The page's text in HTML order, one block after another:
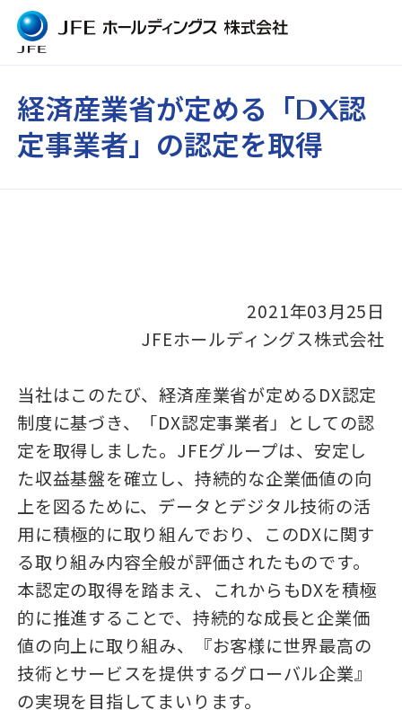
経済産業省が定める「DX認
定事業者」の認定を取得
2021年03月25日
JFEホールディングス株式会社
当社はこのたび、経済産業省が定めるDX認定
制度に基づき、「DX認定事業者」としての認
定を取得しました。JFEグループは、安定し
た収益基盤を確立し、持続的な企業価値の向
上を図るために、データとデジタル技術の活
用に積極的に取り組んでおり、このDXに関す
る取り組み内容全般が評価されたものです。
本認定の取得を踏まえ、これからもDXを積極
的に推進することで、持続的な成長と企業価
値の向上に取り組み、『お客様に世界最高の
技術とサービスを提供するグローバル企業』
の実現を目指してまいります。